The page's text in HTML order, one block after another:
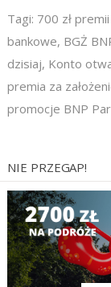
Tagi: 700 zł
bankowe, BGŻ
dzisiaj, Konto
premia za
promocje BNP
NIE PRZEGAP!